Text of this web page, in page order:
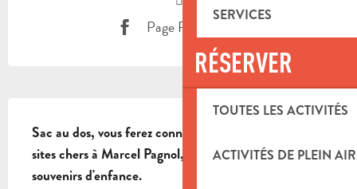
SERVICES
RÉSERVER
TOUTES LES ACTIVITÉS
ACTIVITÉS DE PLEIN AIR
Page Facebook
Sac au dos, vous ferez connaissance de la plupart des
sites chers à Marcel Pagnol, correspondant à ses
souvenirs d'enfance.